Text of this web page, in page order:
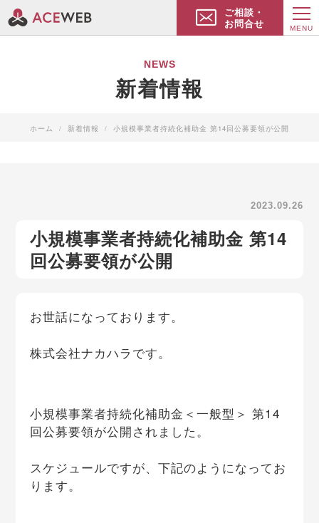
ご相談・
お問合せ
MENU
NEWS
新着情報
ホーム 新着情報 小規模事業者持続化補助金 第14回公募要領が公開
2023.09.26
小規模事業者持続化補助金 第14
回公募要領が公開
お世話になっております。
株式会社ナカハラです。
小規模事業者持続化補助金＜一般型＞ 第14
回公募要領が公開されました。
スケジュールですが、下記のようになってお
ります。